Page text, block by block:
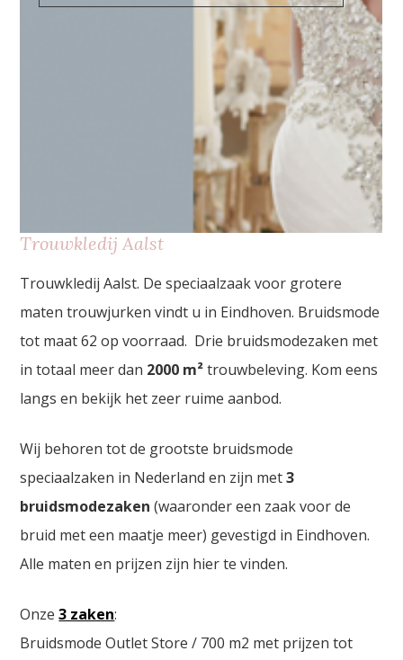
Trouwkledij Aalst
Trouwkledij Aalst. De speciaalzaak voor grotere
maten trouwjurken vindt u in Eindhoven. Bruidsmode
tot maat 62 op voorraad. Drie bruidsmodezaken met
in totaal meer dan 2000 m²trouwbeleving. Kom eens
langs en bekijk het zeer ruime aanbod.
Wij behoren tot de grootste bruidsmode
speciaalzaken in Nederland en zijn met3
bruidsmodezaken (waaronder een zaak voor de
bruid met een maatje meer) gevestigd in Eindhoven.
Alle maten en prijzen zijn hier te vinden.
Onze3 zaken:
Bruidsmode Outlet Store / 700 m2 met prijzen tot